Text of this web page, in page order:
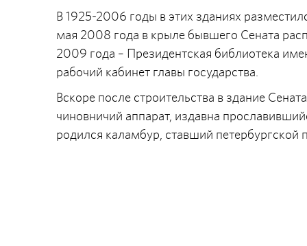
В 1925-2006 годы в этих зданиях
мая 2008 года в крыле бывшего Сената
2009 года – Президентская библиотека
рабочий кабинет главы государства.
Вскоре после строительства в здание
чиновничий аппарат, издавна
родился каламбур, ставший